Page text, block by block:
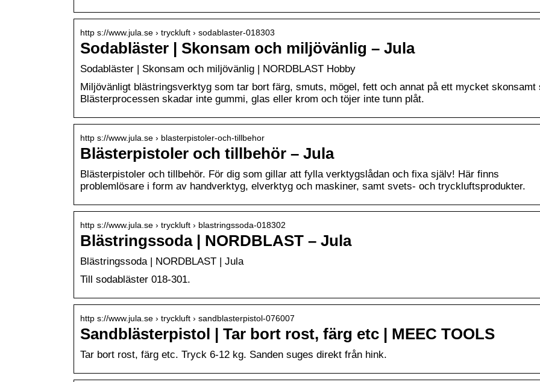
http s://www.jula.se › tryckluft › sodablaster-018303
Sodabläster | Skonsam och miljövänlig – Jula
Sodabläster | Skonsam och miljövänlig | NORDBLAST Hobby
Miljövänligt blästringsverktyg som tar bort färg, smuts, mögel, fett och annat på ett mycket skonsamt
Blästerprocessen skadar inte gummi, glas eller krom och töjer inte tunn plåt.
http s://www.jula.se › blasterpistoler-och-tillbehor
Blästerpistoler och tillbehör – Jula
Blästerpistoler och tillbehör. För dig som gillar att fylla verktygslådan och fixa själv! Här finns
problemlösare i form av handverktyg, elverktyg och maskiner, samt svets- och tryckluftsprodukter.
http s://www.jula.se › tryckluft › blastringssoda-018302
Blästringssoda | NORDBLAST – Jula
Blästringssoda | NORDBLAST | Jula
Till sodabläster 018-301.
http s://www.jula.se › tryckluft › sandblasterpistol-076007
Sandblästerpistol | Tar bort rost, färg etc | MEEC TOOLS
Tar bort rost, färg etc. Tryck 6-12 kg. Sanden suges direkt från hink.